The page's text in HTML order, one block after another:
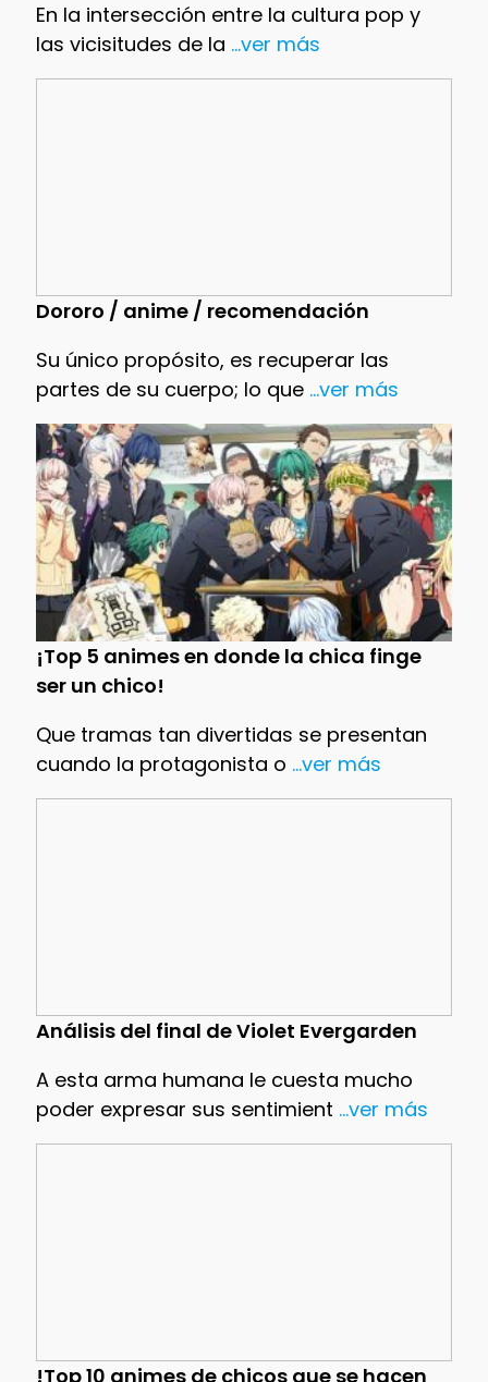
En la intersección entre la cultura pop y
las vicisitudes de la ...ver más
Dororo / anime / recomendación
Su único propósito, es recuperar las
partes de su cuerpo; lo que...ver más
¡Top 5 animes en donde la chica finge
ser un chico!
Que tramas tan divertidas se presentan
cuando la protagonista o ...ver más
Análisis del final de Violet Evergarden
A esta arma humana le cuesta mucho
poder expresar sus sentimient ...ver más
!Top 10 animes de chicos que se hacen